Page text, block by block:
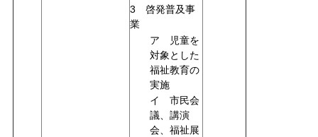
3 啓発普及事
業
ア 児童を
対象とした
福祉教育の
実施
イ 市民会
議、講演
会、福祉展